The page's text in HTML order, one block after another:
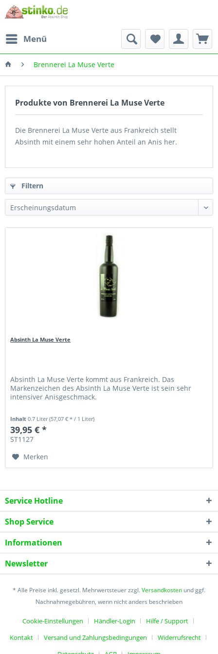
Menü
Brennerei La Muse Verte
Produkte von Brennerei La Muse Verte
Die Brennerei La Muse Verte aus Frankreich stellt
Absinth mit einem sehr hohen Anteil an Anis her.
Filtern
Absinth La Muse Verte
Absinth La Muse Verte kommt aus Frankreich. Das
Markenzeichen des Absinth La Muse Verte ist sein sehr
intensiver Anisgeschmack.
Inhalt0.7 Liter(57,07 € * / 1 Liter)
39,95 € *
ST1127
Merken
Service Hotline
Shop Service
Informationen
Newsletter
* Alle Preise inkl. gesetzl. Mehrwertsteuer zzgl.Versandkosten und ggf.
Nachnahmegebühren, wenn nicht anders beschrieben
Cookie-Einstellungen Händler-Login
Hilfe / Support
Kontakt
Versand und Zahlungsbedingungen
Widerrufsrecht